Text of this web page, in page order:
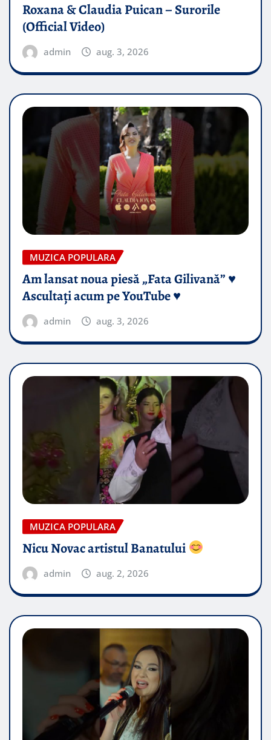
Roxana & Claudia Puican – Surorile
(Official Video)
admin aug. 3, 2026
MUZICA POPULARA
Am lansat noua piesă „Fata Gilivană” ♥️
Ascultați acum pe YouTube ♥️
admin aug. 3, 2026
MUZICA POPULARA
Nicu Novac artistul Banatului
admin aug. 2, 2026